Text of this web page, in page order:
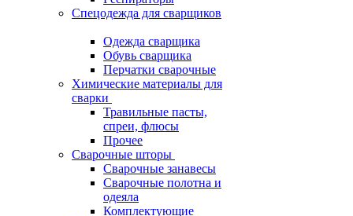
Спецодежда для сварщиков
Одежда сварщика
Обувь сварщика
Перчатки сварочные
Химические материалы для
сварки
Травильные пасты,
спреи, флюсы
Прочее
Сварочные шторы
Сварочные занавесы
Сварочные полотна и
одеяла
Комплектующие